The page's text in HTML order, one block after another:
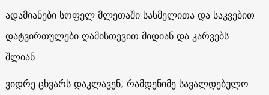
ადამიანები სოფელ მლეთაში სასმელითა და საკვებით
დატვირთულები ღამისთევით მიდიან და კარვებს
შლიან.
ვიდრე ცხვარს დაკლავენ, რამდენიმე სავალდებულო